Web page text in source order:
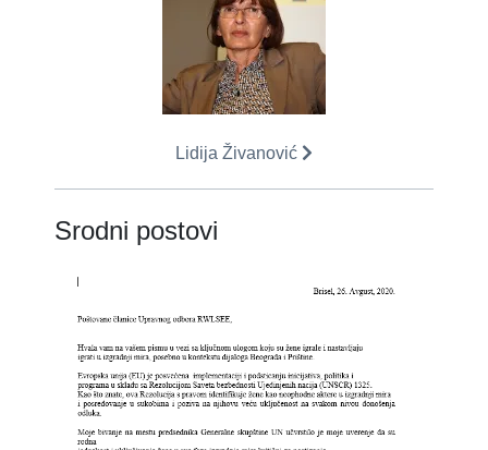
Lidija Živanović
Srodni postovi